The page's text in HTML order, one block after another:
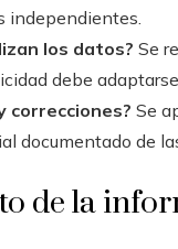
independientes.
los datos? Se
debe
correcciones? Se
documentado de
de la